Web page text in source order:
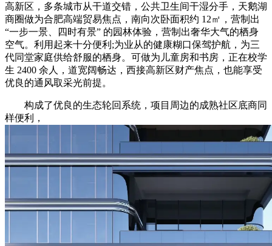
高新区，多条城市从干道交错，公共卫生间干湿分手，天鹅湖
商圈做为合肥高端贸易焦点，南向次卧面积约 12㎡，营制出
“一步一景、四时有景” 的园林体验，营制出奢华大气的栖身
空气。利用起来十分便利;为业从的健康糊口保驾护航，为三
代同堂家庭供给舒服的栖身。可做为儿童房和书房，正在校学
生 2400 余人，道宽阔畅达，西接高新区财产焦点，也能享受
优良的通风取采光前提。
构成了优良的生态轮回系统，项目周边的成熟社区底商同
样便利，